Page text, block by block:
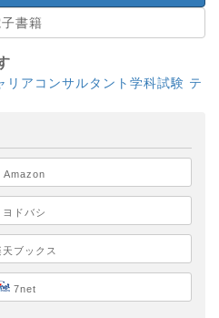
書籍
リアコンサルタント学科試験 テ
Amazon
ヨドバシ
天ブックス
7net